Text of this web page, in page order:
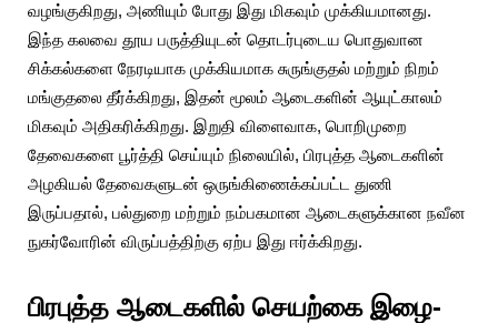
வழங்குகிறது, அணியும் போது இது மிகவும் முக்கியமானது.
இந்த கலவை தூய பருத்தியுடன் தொடர்புடைய பொதுவான
சிக்கல்களை நேரடியாக முக்கியமாக சுருங்குதல் மற்றும் நிறம்
மங்குதலை தீர்க்கிறது, இதன் மூலம் ஆடைகளின் ஆயுட்காலம்
மிகவும் அதிகரிக்கிறது. இறுதி விளைவாக, பொறிமுறை
தேவைகளை பூர்த்தி செய்யும் நிலையில், பிரபுத்த ஆடைகளின்
அழகியல் தேவைகளுடன் ஒருங்கிணைக்கப்பட்ட துணி
இருப்பதால், பல்துறை மற்றும் நம்பகமான ஆடைகளுக்கான நவீன
நுகர்வோரின் விருப்பத்திற்கு ஏற்ப இது ஈர்க்கிறது.
பிரபுத்த ஆடைகளில் செயற்கை இழை-